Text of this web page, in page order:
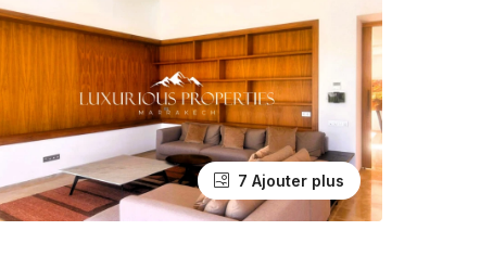
7 Ajouter plus